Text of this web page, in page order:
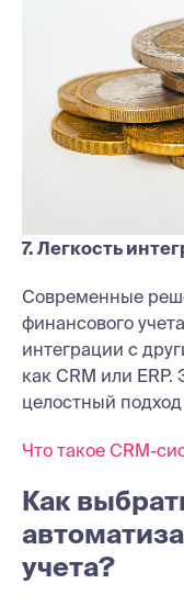
7. Легкость
Современные
финансового
интеграции с
как CRM или ERP.
целостный
Что такое CRM-
Как
учета?